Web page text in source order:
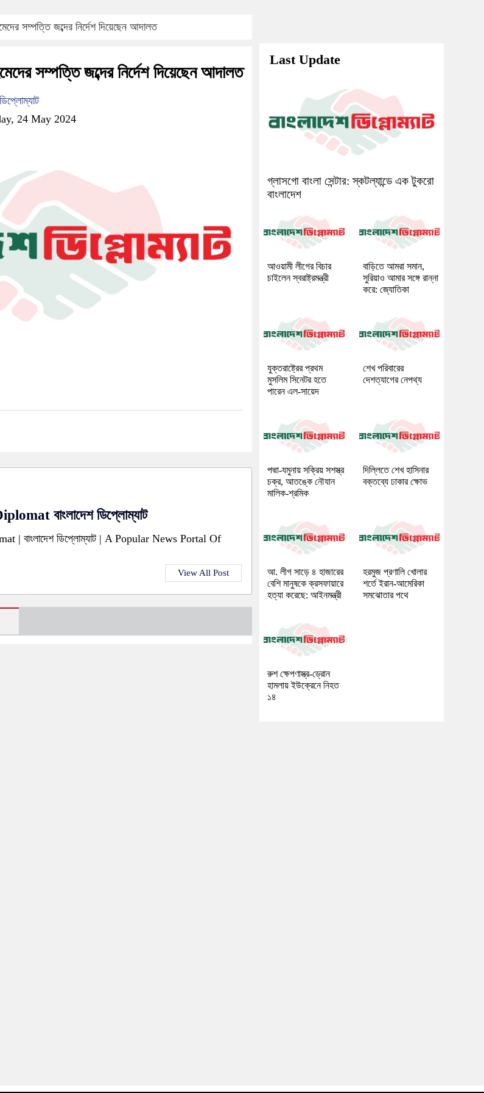
সম্পত্তি জব্দের নির্দেশ দিয়েছেন আদালত
সম্পত্তি জব্দের নির্দেশ দিয়েছেন আদালত
24 May 2024
বাংলাদেশ ডিপ্লোম্যাট
| বাংলাদেশ ডিপ্লোম্যাট | A Popular News Portal Of
View All Post
Last Update
গ্লাসগো বাংলা সেন্টার: স্কটল্যান্ডে এক টুকরো
বাংলাদেশ
আওয়ামী লীগের বিচার
চাইলেন স্বরাষ্ট্রমন্ত্রী
বাড়িতে আমরা সমান,
সুরিয়াও আমার সঙ্গে রান্না
করে: জ্যোতিকা
যুক্তরাষ্ট্রের প্রথম
মুসলিম সিনেটর হতে
পারেন এল-সায়েদ
শেখ পরিবারের
দেশত্যাগের নেপথ্য
পদ্মা-যমুনায় সক্রিয় সশস্ত্র
চক্র, আতঙ্কে নৌযান
মালিক-শ্রমিক
দিল্লিতে শেখ হাসিনার
বক্তব্যে ঢাকার ক্ষোভ
আ. লীগ সাড়ে ৪ হাজারের
বেশি মানুষকে ক্রসফায়ারে
হত্যা করেছে: আইনমন্ত্রী
হরমুজ প্রণালি খোলার
শর্তে ইরান-আমেরিকা
সমঝোতার পথে
রুশ ক্ষেপণাস্ত্র-ড্রোন
হামলায় ইউক্রেনে নিহত
১৪